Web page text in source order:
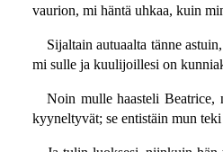
vaurion, mi häntä uhkaa, kuin
Sijaltain autuaalta tänne
mi sulle ja kuulijoillesi on
Noin mulle haasteli Beatrice,
kyyneltyvät; se entistäin mun